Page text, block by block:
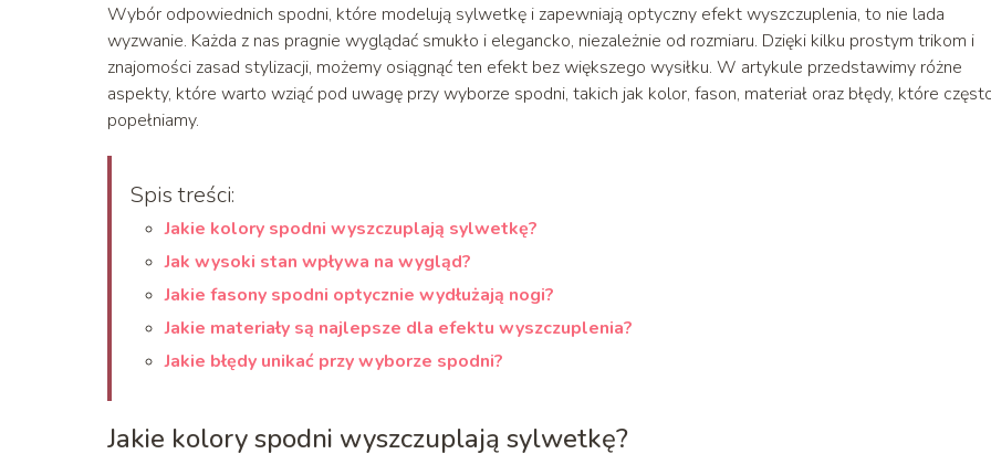
Wybór odpowiednich spodni, które modelują sylwetkę i zapewniają optyczny efekt wyszczuplenia, to nie lada
wyzwanie. Każda z nas pragnie wyglądać smukło i elegancko, niezależnie od rozmiaru. Dzięki kilku prostym trikom i
znajomości zasad stylizacji, możemy osiągnąć ten efekt bez większego wysiłku. W artykule przedstawimy różne
aspekty, które warto wziąć pod uwagę przy wyborze spodni, takich jak kolor, fason, materiał oraz błędy, które
popełniamy.
Spis treści:
Jakie kolory spodni wyszczuplają sylwetkę?
Jak wysoki stan wpływa na wygląd?
Jakie fasony spodni optycznie wydłużają nogi?
Jakie materiały są najlepsze dla efektu wyszczuplenia?
Jakie błędy unikać przy wyborze spodni?
Jakie kolory spodni wyszczuplają sylwetkę?